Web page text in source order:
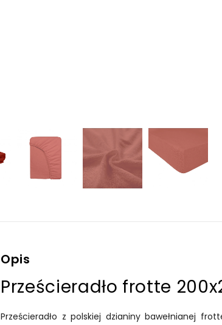
Opis
Prześcieradło frotte
Prześcieradło z polskiej dzianiny bawełnianej